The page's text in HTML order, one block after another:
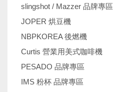
slingshot / Mazzer 品牌專區
JOPER 烘豆機
NBPKOREA 後燃機
Curtis 營業用美式咖啡機
PESADO 品牌專區
IMS 粉杯 品牌專區